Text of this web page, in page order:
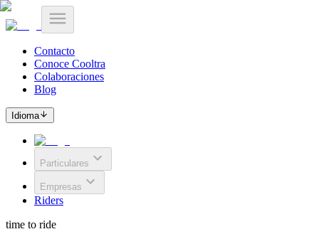
Contacto
Conoce Cooltra
Colaboraciones
Blog
Idioma
Particulares
Empresas
Riders
time to ride